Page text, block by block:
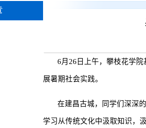
6月 26 日上午，攀枝花学
展暑期社会实践。
在建昌古城，同学们深深
学习从传统文化中汲取知识，